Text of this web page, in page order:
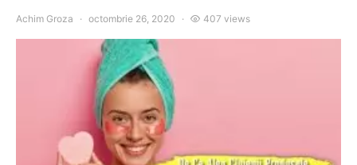
Achim Groza octombrie 26, 2020 407 views